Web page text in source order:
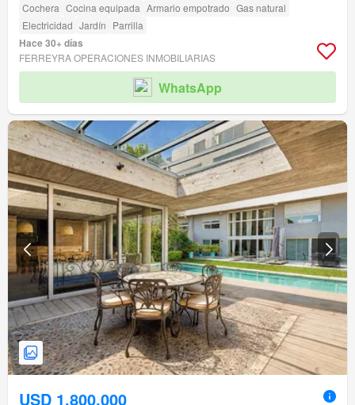
Cochera Cocina equipada Armario empotrado Gas natural
Electricidad Jardín Parrilla
Hace 30+ días
FERREYRA OPERACIONES INMOBILIARIAS
WhatsApp
USD 1.800.000